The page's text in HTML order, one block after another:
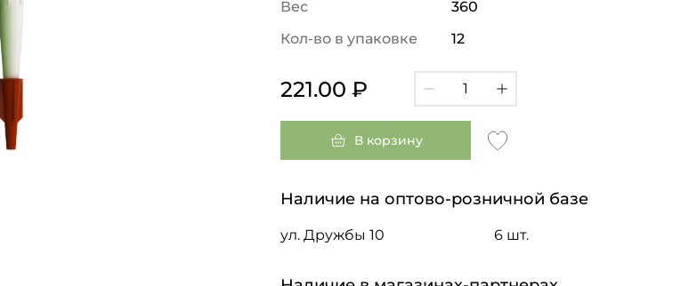
Вес
360
Кол-во в упаковке
12
221.00 ₽
В корзину
Наличие на оптово-розничной базе
ул. Дружбы 10 6 шт.